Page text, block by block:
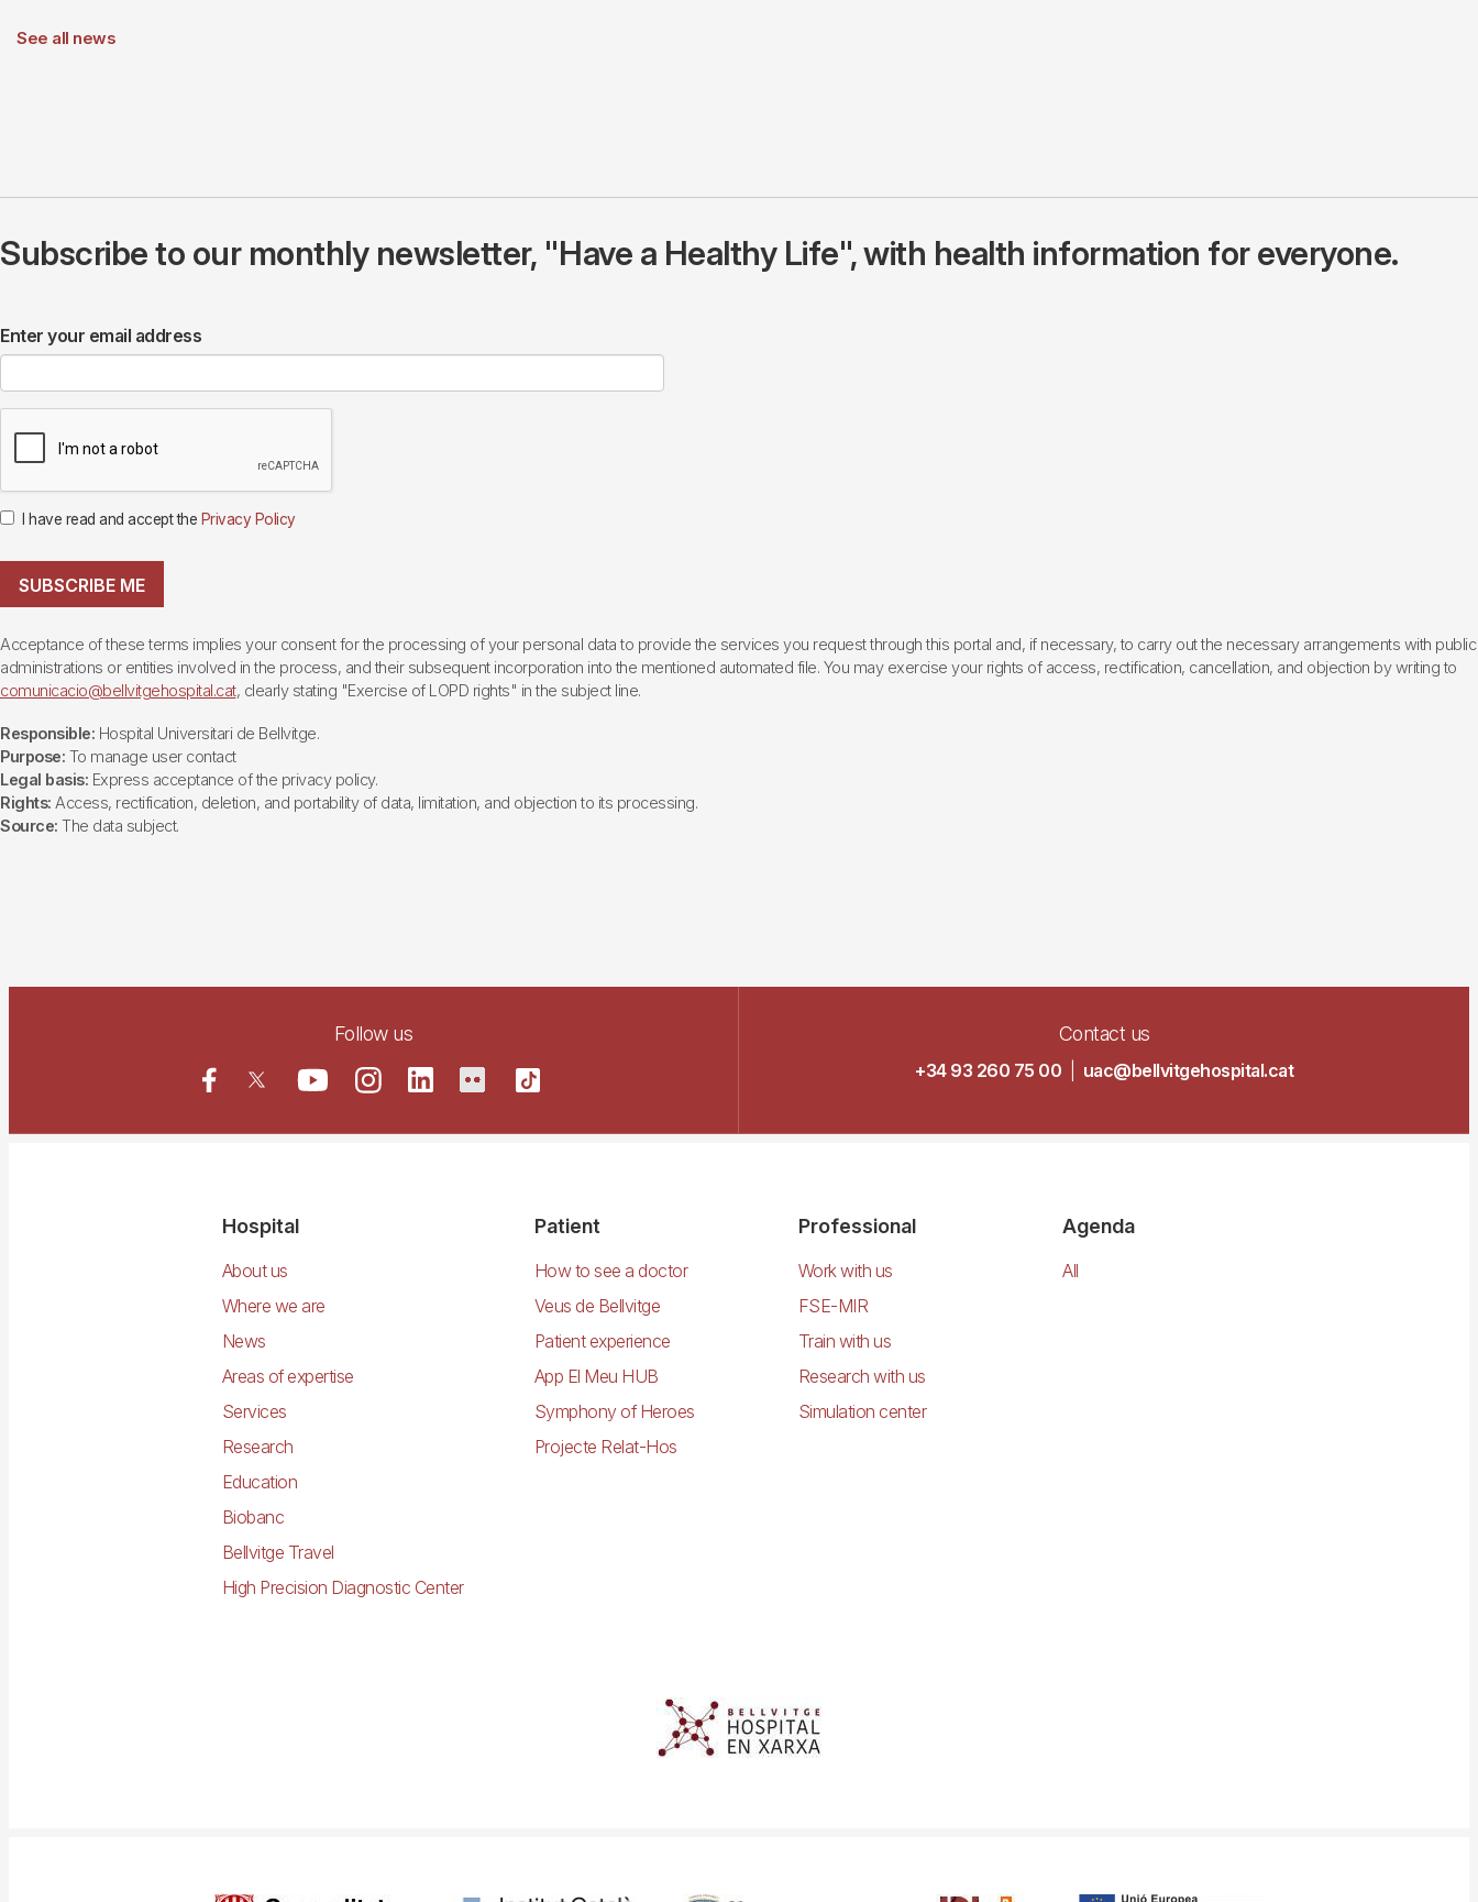
See all news
Subscribe to our monthly newsletter, "Have a Healthy Life", with health information for everyone.
Enter your email address
I have read and accept the Privacy Policy
SUBSCRIBE ME
Acceptance of these terms implies your consent for the processing of your personal data to provide the services you request through this portal and, if necessary, to carry out the necessary arrangements with public
administrations or entities involved in the process, and their subsequent incorporation into the mentioned automated file. You may exercise your rights of access, rectification, cancellation, and objection by writing to
comunicacio@bellvitgehospital.cat, clearly stating "Exercise of LOPD rights" in the subject line.
Responsible: Hospital Universitari de Bellvitge.
Purpose: To manage user contact
Legal basis: Express acceptance of the privacy policy.
Rights: Access, rectification, deletion, and portability of data, limitation, and objection to its processing.
Source: The data subject.
Follow us Contact us
+34 93 260 75 00 uac@bellvitgehospital.cat
Hospital
About us
Where we are
News
Areas of expertise
Services
Research
Education
Biobanc
Bellvitge Travel
High Precision Diagnostic Center
Patient
How to see a doctor
Veus de Bellvitge
Patient experience
App El Meu HUB
Symphony of Heroes
Projecte Relat-Hos
Professional
Work with us
FSE-MIR
Train with us
Research with us
Simulation center
Agenda
All